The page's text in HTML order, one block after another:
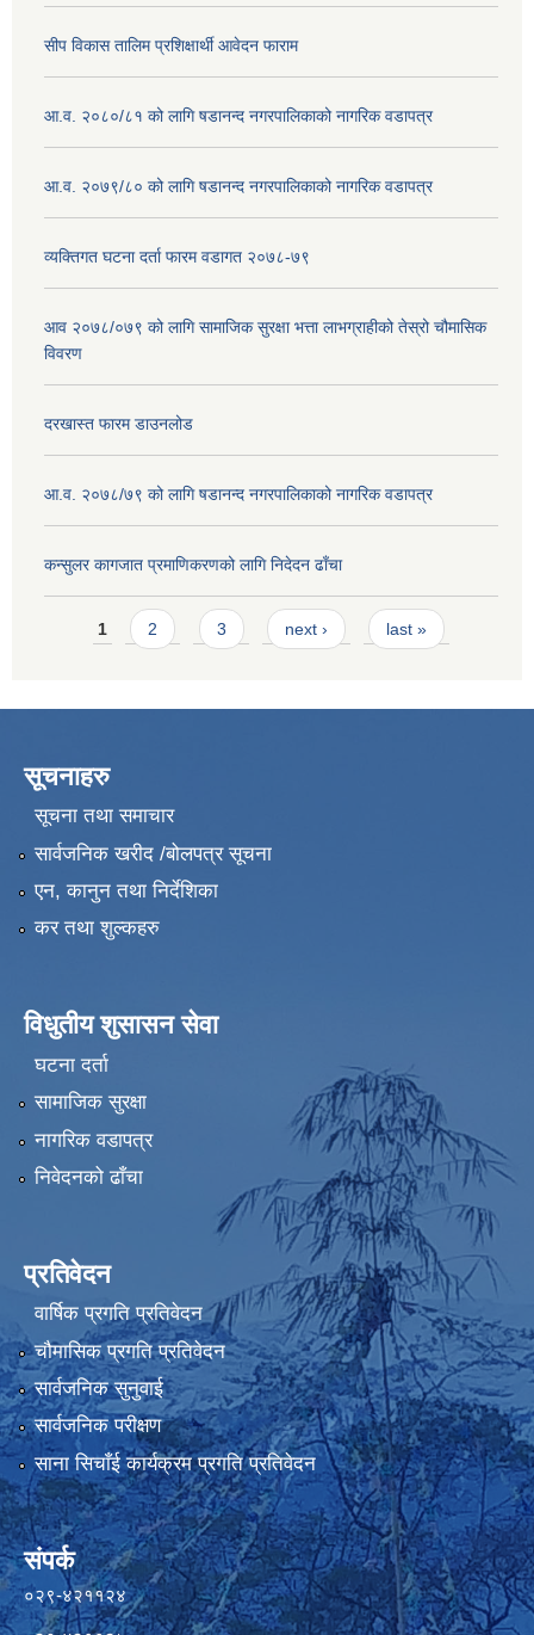
सीप विकास तालिम प्रशिक्षार्थी आवेदन फाराम
आ.व. २०८०/८१ को लागि षडानन्द नगरपालिकाको नागरिक वडापत्र
आ.व. २०७९/८० को लागि षडानन्द नगरपालिकाको नागरिक वडापत्र
व्यक्तिगत घटना दर्ता फारम वडागत २०७८-७९
आव २०७८/०७९ को लागि सामाजिक सुरक्षा भत्ता लाभग्राहीको तेस्रो चौमासिक
विवरण
दरखास्त फारम डाउनलोड
आ.व. २०७८/७९ को लागि षडानन्द नगरपालिकाको नागरिक वडापत्र
कन्सुलर कागजात प्रमाणिकरणको लागि निदेदन ढाँचा
Pages
1 2 3 next › last »
सूचनाहरु
सूचना तथा समाचार
सार्वजनिक खरीद /बोलपत्र सूचना
एन, कानुन तथा निर्देशिका
कर तथा शुल्कहरु
विधुतीय शुसासन सेवा
घटना दर्ता
सामाजिक सुरक्षा
नागरिक वडापत्र
निवेदनको ढाँचा
प्रतिवेदन
वार्षिक प्रगति प्रतिवेदन
चौमासिक प्रगति प्रतिवेदन
सार्वजनिक सुनुवाई
सार्वजनिक परीक्षण
साना सिचाँई कार्यक्रम प्रगति प्रतिवेदन
संपर्क
०२९-४२११२४